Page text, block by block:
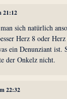
21:12
sich natürlich
Herz 8 oder
ein Denunziant ist.
der Onkelz nicht.
22:32